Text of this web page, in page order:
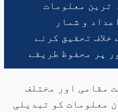
ترین معلومات
و شمار
خلاف تحقیق کرنے
پر محفوظ طریقے
مقامی اور مختلف
معلومات کو تبدیلی